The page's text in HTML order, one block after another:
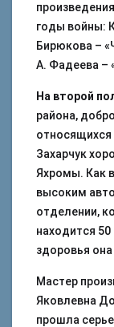
годы войны:
Бирюкова –
А. Фадеева –
На второй
района,
относящихся
Захарчук
Яхромы. Как
высоким
отделении,
находится
здоровья
Мастер
Яковлевна
прошла